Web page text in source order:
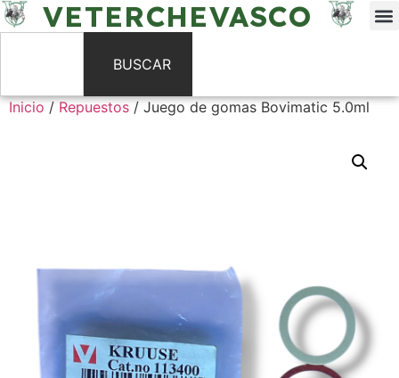
VETERCHEVASCO
BUSCAR
Inicio/Repuestos/ Juego de gomas Bovimatic 5.0ml